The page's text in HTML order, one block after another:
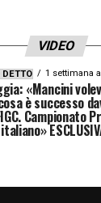
VIDEO
DETTO 1 settimana
«Mancini
è successo
Campionato